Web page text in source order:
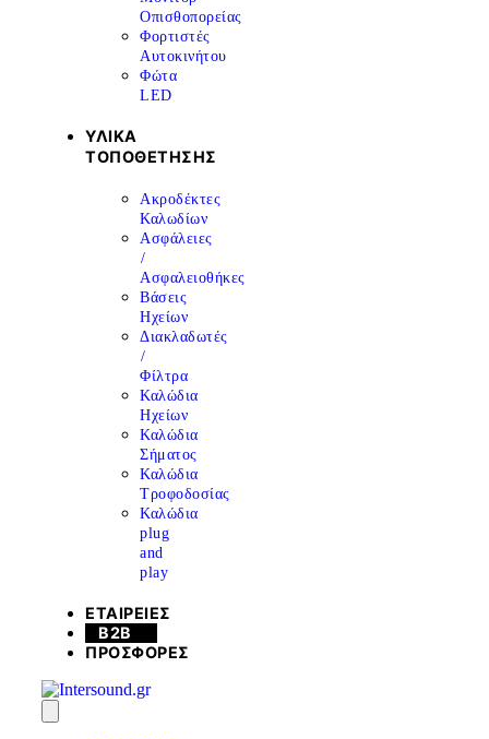
Οπισθοπορείας
Φορτιστές
Αυτοκινήτου
Φώτα
LED
ΥΛΙΚΑ
ΤΟΠΟΘΕΤΗΣΗΣ
Ακροδέκτες
Καλωδίων
Ασφάλειες
/
Ασφαλειοθήκες
Βάσεις
Ηχείων
Διακλαδωτές
/
Φίλτρα
Καλώδια
Ηχείων
Καλώδια
Σήματος
Καλώδια
Τροφοδοσίας
Καλώδια
plug
and
play
ΕΤΑΙΡΕΙΕΣ
B2B
ΠΡΟΣΦΟΡΕΣ